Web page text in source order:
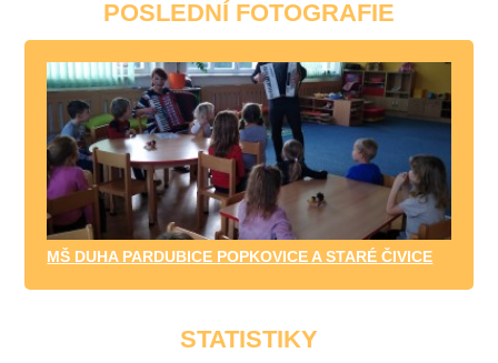
POSLEDNÍ FOTOGRAFIE
MŠ DUHA PARDUBICE POPKOVICE A STARÉ ČIVICE
STATISTIKY